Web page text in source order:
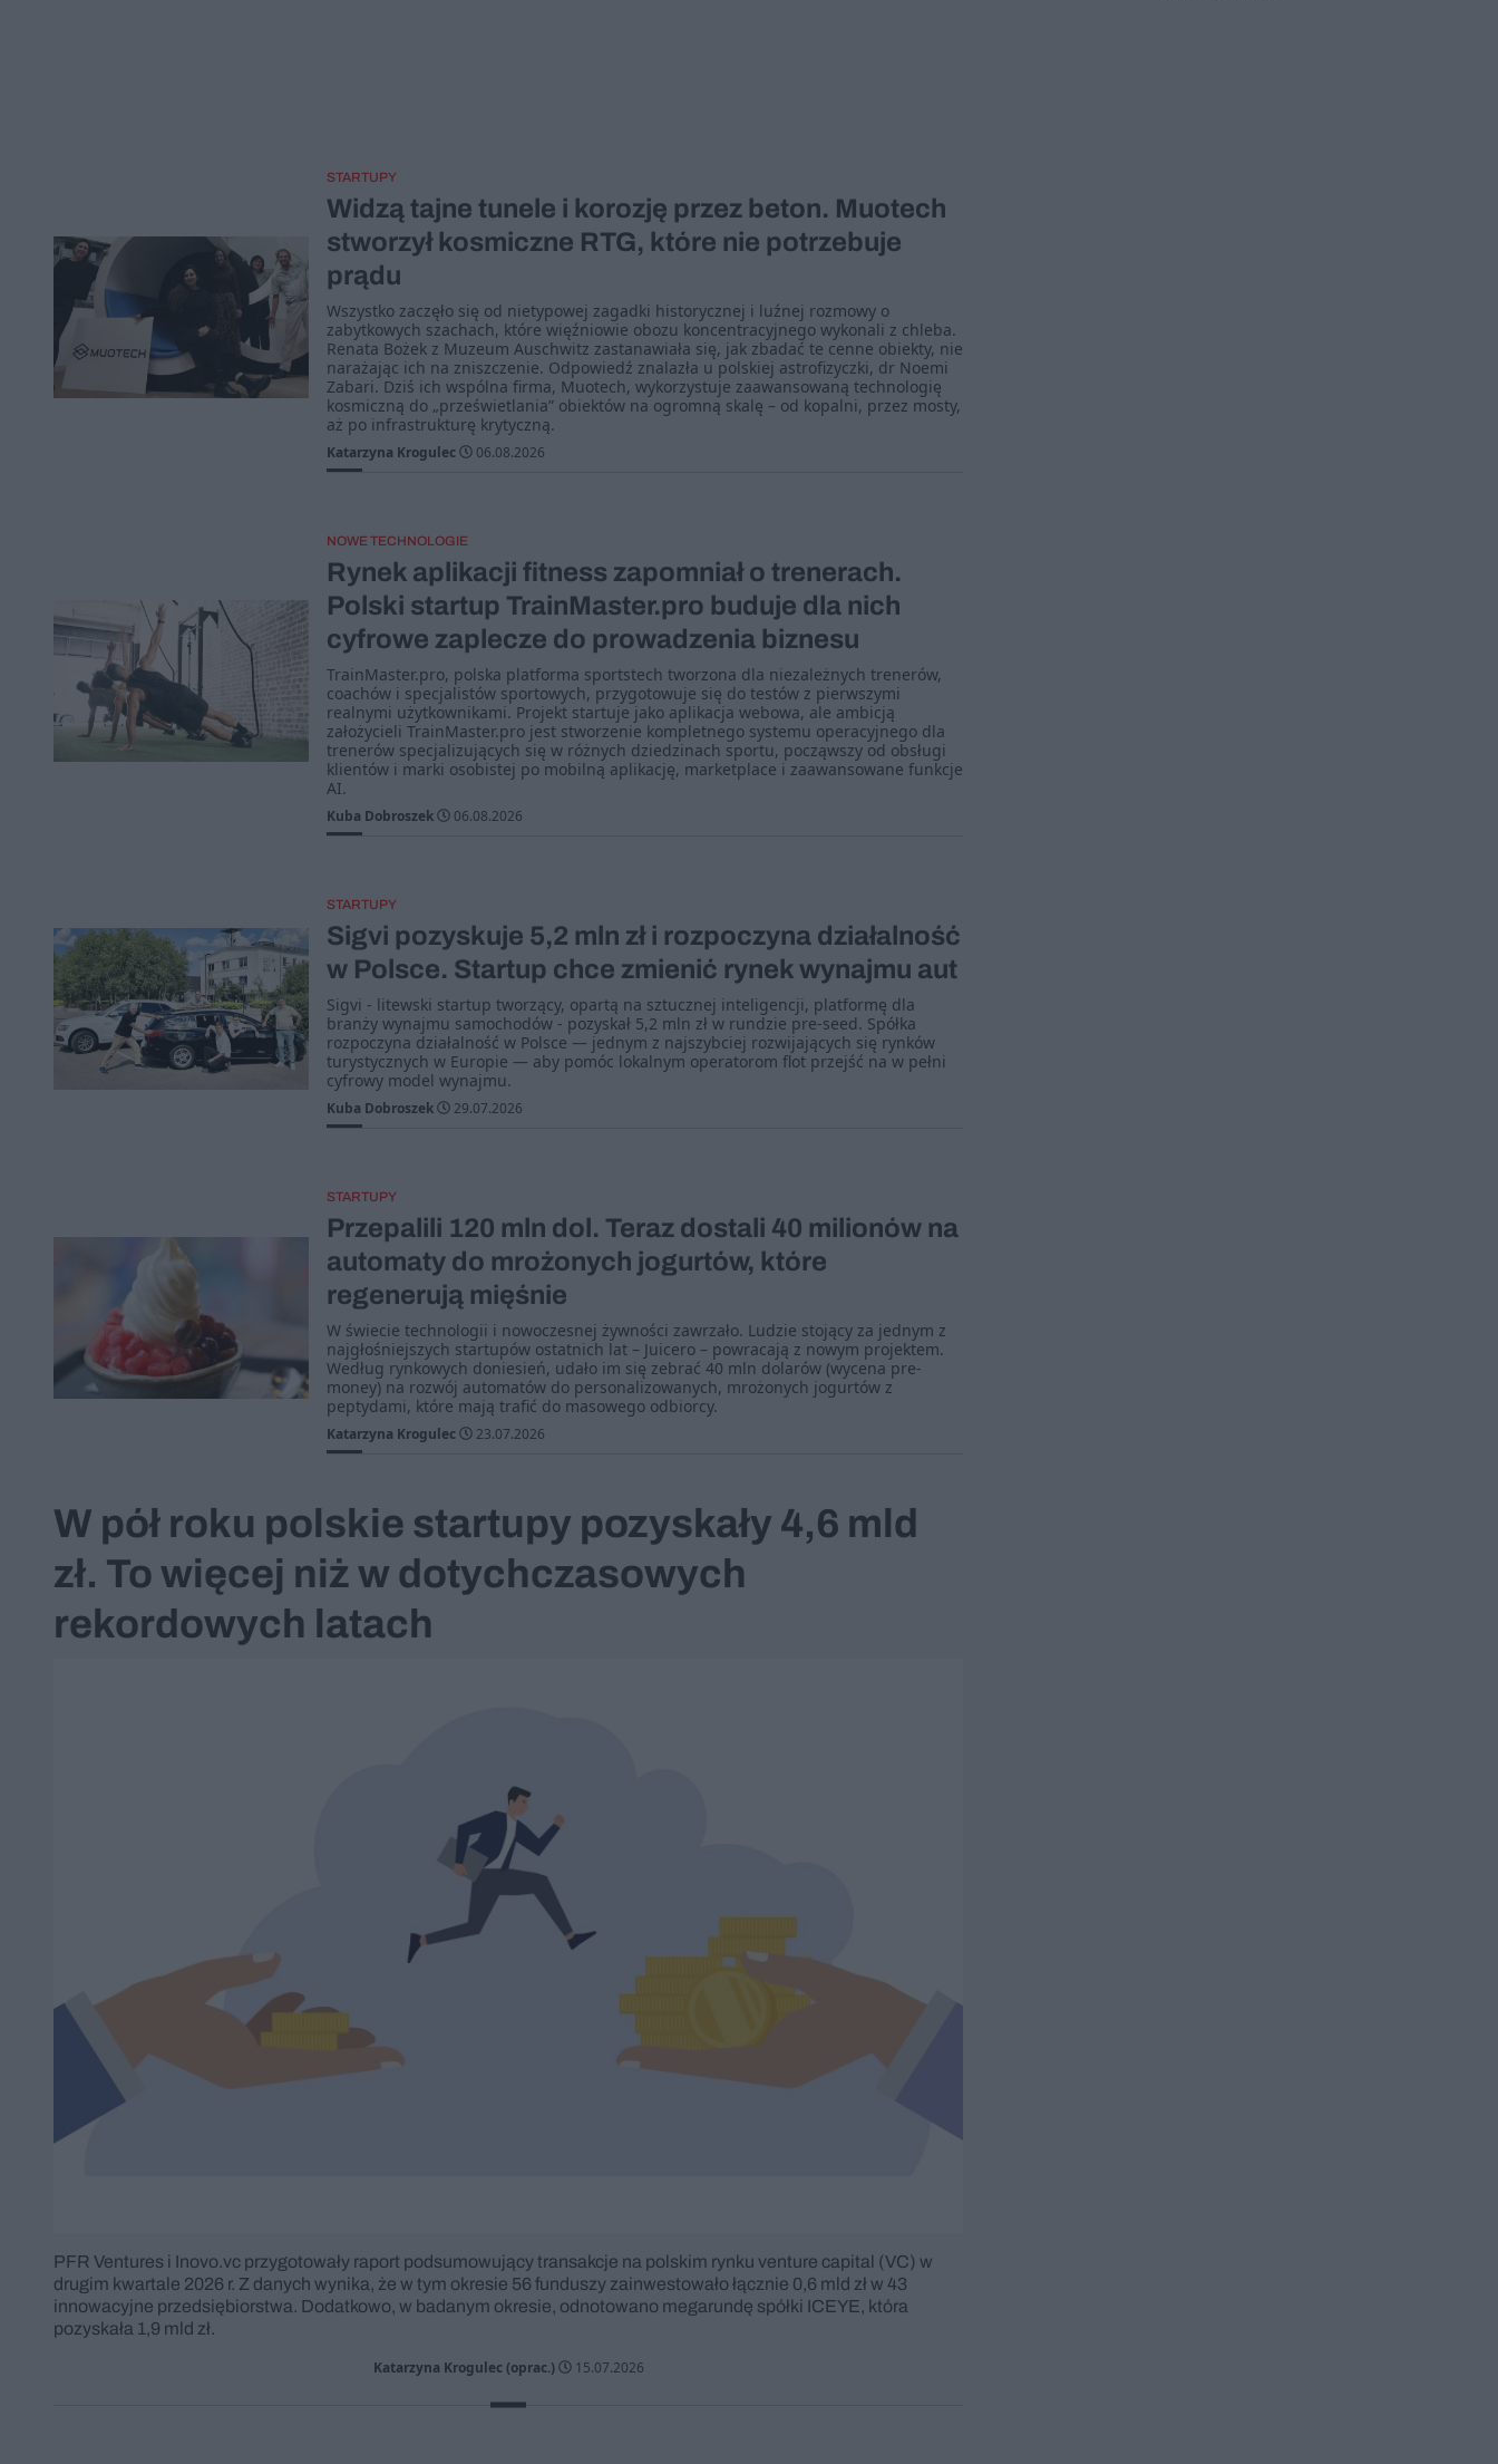
STARTUPY
Widzą tajne tunele i korozję przez beton. Muotech
stworzył kosmiczne RTG, które nie potrzebuje
prądu
Wszystko zaczęło się od nietypowej zagadki historycznej i luźnej rozmowy o
zabytkowych szachach, które więźniowie obozu koncentracyjnego wykonali z chleba.
Renata Bożek z Muzeum Auschwitz zastanawiała się, jak zbadać te cenne obiekty, nie
narażając ich na zniszczenie. Odpowiedź znalazła u polskiej astrofizyczki, dr Noemi
Zabari. Dziś ich wspólna firma, Muotech, wykorzystuje zaawansowaną technologię
kosmiczną do „prześwietlania” obiektów na ogromną skalę – od kopalni, przez mosty,
aż po infrastrukturę krytyczną.
Katarzyna Krogulec 06.08.2026
NOWE TECHNOLOGIE
Rynek aplikacji fitness zapomniał o trenerach.
Polski startup TrainMaster.pro buduje dla nich
cyfrowe zaplecze do prowadzenia biznesu
TrainMaster.pro, polska platforma sportstech tworzona dla niezależnych trenerów,
coachów i specjalistów sportowych, przygotowuje się do testów z pierwszymi
realnymi użytkownikami. Projekt startuje jako aplikacja webowa, ale ambicją
założycieli TrainMaster.pro jest stworzenie kompletnego systemu operacyjnego dla
trenerów specjalizujących się w różnych dziedzinach sportu, począwszy od obsługi
klientów i marki osobistej po mobilną aplikację, marketplace i zaawansowane funkcje
AI.
Kuba Dobroszek 06.08.2026
STARTUPY
Sigvi pozyskuje 5,2 mln zł i rozpoczyna działalność
w Polsce. Startup chce zmienić rynek wynajmu aut
Sigvi - litewski startup tworzący, opartą na sztucznej inteligencji, platformę dla
branży wynajmu samochodów - pozyskał 5,2 mln zł w rundzie pre-seed. Spółka
rozpoczyna działalność w Polsce — jednym z najszybciej rozwijających się rynków
turystycznych w Europie — aby pomóc lokalnym operatorom flot przejść na w pełni
cyfrowy model wynajmu.
Kuba Dobroszek 29.07.2026
STARTUPY
Przepalili 120 mln dol. Teraz dostali 40 milionów na
automaty do mrożonych jogurtów, które
regenerują mięśnie
W świecie technologii i nowoczesnej żywności zawrzało. Ludzie stojący za jednym z
najgłośniejszych startupów ostatnich lat – Juicero – powracają z nowym projektem.
Według rynkowych doniesień, udało im się zebrać 40 mln dolarów (wycena pre-
money) na rozwój automatów do personalizowanych, mrożonych jogurtów z
peptydami, które mają trafić do masowego odbiorcy.
Katarzyna Krogulec 23.07.2026
W pół roku polskie startupy pozyskały 4,6 mld
zł. To więcej niż w dotychczasowych
rekordowych latach
PFR Ventures i Inovo.vc przygotowały raport podsumowujący transakcje na polskim rynku venture capital (VC) w
drugim kwartale 2026 r. Z danych wynika, że w tym okresie 56 funduszy zainwestowało łącznie 0,6 mld zł w 43
innowacyjne przedsiębiorstwa. Dodatkowo, w badanym okresie, odnotowano megarundę spółki ICEYE, która
pozyskała 1,9 mld zł.
Katarzyna Krogulec (oprac.) 15.07.2026